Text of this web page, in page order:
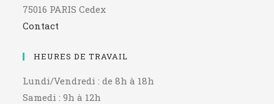
75016 PARIS Cedex
Contact
HEURES DE TRAVAIL
Lundi/Vendredi : de 8h à 18h
Samedi : 9h à 12h